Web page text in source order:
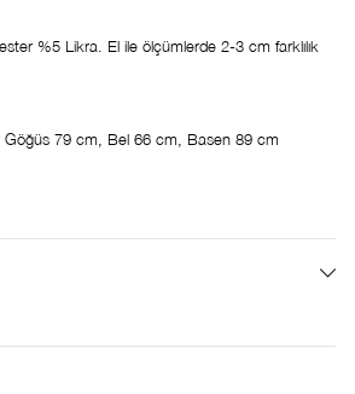
%5 Likra. El ile ölçümlerde 2-3 cm farklılık
79 cm, Bel 66 cm, Basen 89 cm